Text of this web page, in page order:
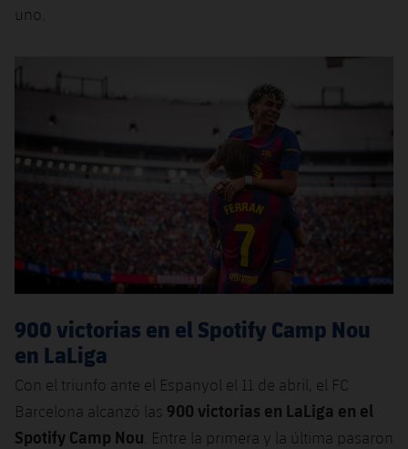
uno.
900 victorias en el Spotify Camp Nou
en LaLiga
Con el triunfo ante el Espanyol el 11 de abril, el FC
Barcelona alcanzó las 900 victorias en LaLiga en el
Spotify Camp Nou . Entre la primera y la última pasaron